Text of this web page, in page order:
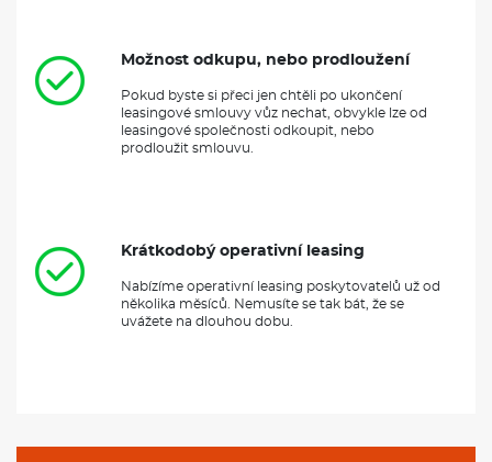
Možnost odkupu, nebo prodloužení
Pokud byste si přeci jen chtěli po ukončení
leasingové smlouvy vůz nechat, obvykle lze od
leasingové společnosti odkoupit, nebo
prodloužit smlouvu.
Krátkodobý operativní leasing
Nabízíme operativní leasing poskytovatelů už od
několika měsíců. Nemusíte se tak bát, že se
uvážete na dlouhou dobu.